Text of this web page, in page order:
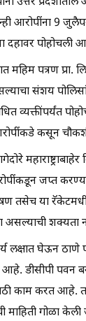
आरोपींना 9
दहावर पोहोचली
महिम पत्रण प्रा.
संशय
व्यक्तींपर्यंत
कसून
जप्त
तसेच या
शक्यता
लक्षात घेऊन
डीसीपी पवन
काम करत आहे.
माहिती गोळा